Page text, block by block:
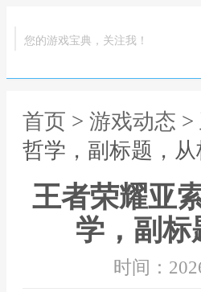
您的游戏宝典，关注我！
首页 > 游戏动态 >
哲学，副标题，
王者荣耀亚
学，副标
时间：